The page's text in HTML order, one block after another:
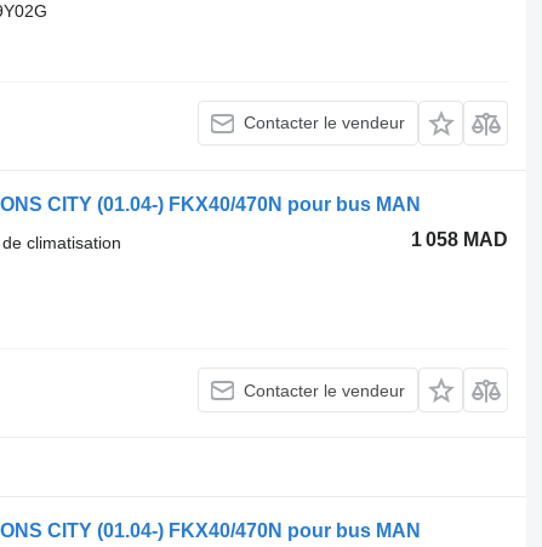
Contacter le vendeur
CITY (01.04-) FKX40/470N pour bus MAN
1 058 MAD
climatisation
Contacter le vendeur
CITY (01.04-) FKX40/470N pour bus MAN